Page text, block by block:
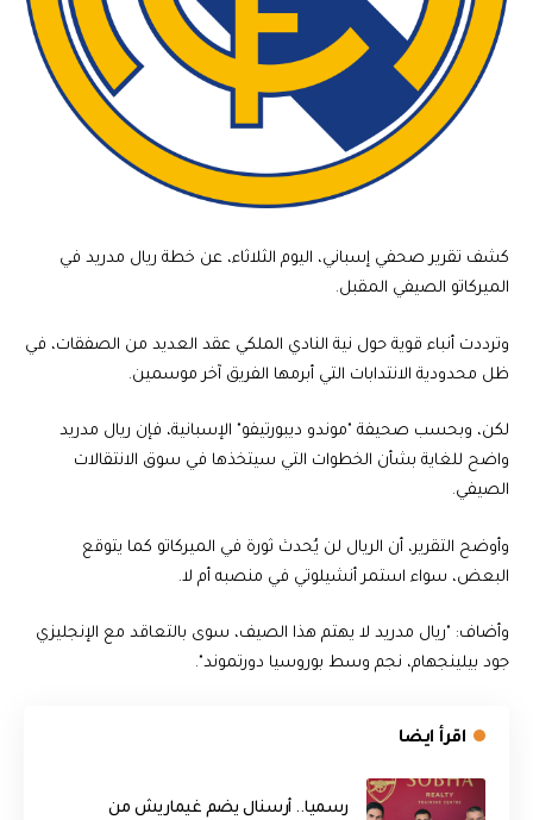
كشف تقرير صحفي إسباني، اليوم الثلاثاء، عن خطة ريال مدريد في
الميركاتو الصيفي المقبل.
وترددت أنباء قوية حول نية النادي الملكي عقد العديد من الصفقات، في
ظل محدودية الانتدابات التي أبرمها الفريق آخر موسمين.
لكن، وبحسب صحيفة "موندو ديبورتيفو" الإسبانية، فإن ريال مدريد
واضح للغاية بشأن الخطوات التي سيتخذها في سوق الانتقالات
الصيفي.
وأوضح التقرير، أن الريال لن يُحدث ثورة في الميركاتو كما يتوقع
البعض، سواء استمر أنشيلوتي في منصبه أم لا.
وأضاف: "ريال مدريد لا يهتم هذا الصيف، سوى بالتعاقد مع الإنجليزي
جود بيلينجهام، نجم وسط بوروسيا دورتموند".
اقرأ ايضا
رسميا.. أرسنال يضم غيماريش من